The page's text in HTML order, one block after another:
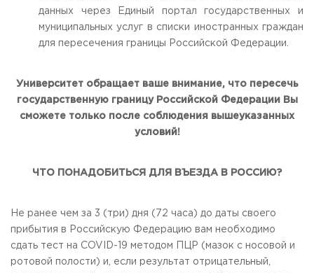
данных через Единый портал государственных и
муниципальных услуг в списки иностранных граждан
для пересечения границы Российской Федерации.
Университет обращает ваше внимание, что пересечь
государственную границу Российской Федерации Вы
сможете только после соблюдения вышеуказанных
условий!
ЧТО ПОНАДОБИТЬСЯ ДЛЯ ВЪЕЗДА В РОССИЮ?
Не ранее чем за 3 (три) дня (72 часа) до даты своего
прибытия в Российскую Федерацию вам необходимо
сдать тест на COVID-19 методом ПЦР (мазок с носовой и
ротовой полости) и, если результат отрицательный,